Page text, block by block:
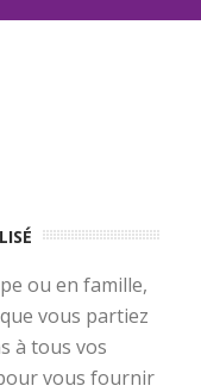
ou en famille,
vous partiez
à tous vos
vous fournir